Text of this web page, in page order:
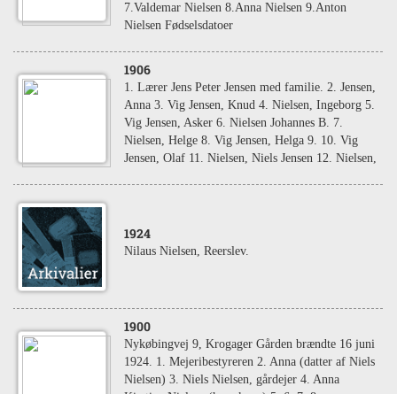
7.Valdemar Nielsen 8.Anna Nielsen 9.Anton
Nielsen Fødselsdatoer
1906
1. Lærer Jens Peter Jensen med familie. 2. Jensen,
Anna 3. Vig Jensen, Knud 4. Nielsen, Ingeborg 5.
Vig Jensen, Asker 6. Nielsen Johannes B. 7.
Nielsen, Helge 8. Vig Jensen, Helga 9. 10. Vig
Jensen, Olaf 11. Nielsen, Niels Jensen 12. Nielsen,
1924
Nilaus Nielsen, Reerslev.
1900
Nykøbingvej 9, Krogager Gården brændte 16 juni
1924. 1. Mejeribestyreren 2. Anna (datter af Niels
Nielsen) 3. Niels Nielsen, gårdejer 4. Anna